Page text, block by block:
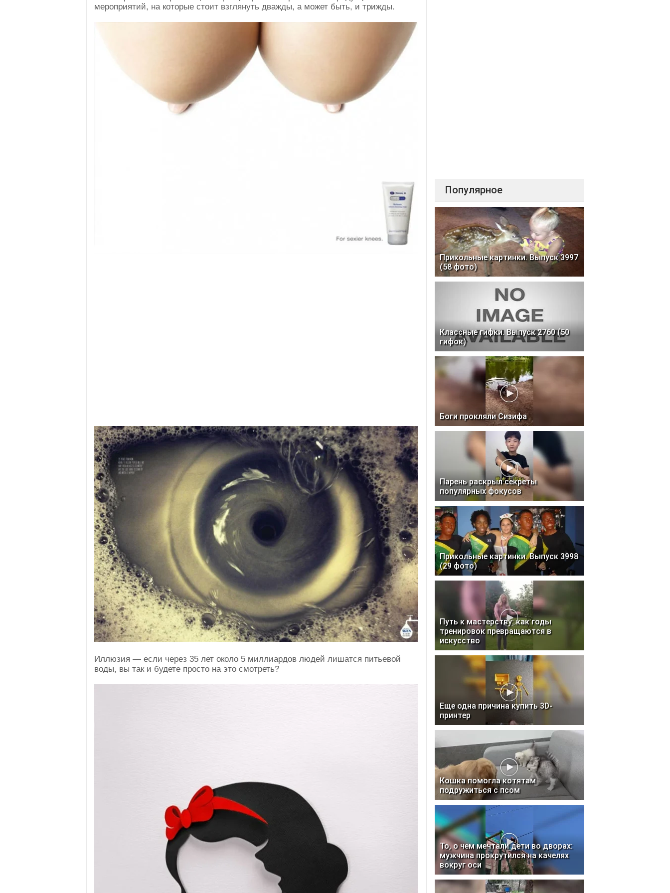
мероприятий, на которые стоит взглянуть дважды, а может быть, и трижды.
Иллюзия — если через 35 лет около 5 миллиардов людей лишатся питьевой
воды, вы так и будете просто на это смотреть?
Популярное
Прикольные картинки. Выпуск 3997
(58 фото)
Классные гифки. Выпуск 2760 (50
гифок)
Боги прокляли Сизифа
Парень раскрыл секреты
популярных фокусов
Прикольные картинки. Выпуск 3998
(29 фото)
Путь к мастерству: как годы
тренировок превращаются в
искусство
Еще одна причина купить 3D-
принтер
Кошка помогла котятам
подружиться с псом
То, о чем мечтали дети во дворах:
мужчина прокрутился на качелях
вокруг оси